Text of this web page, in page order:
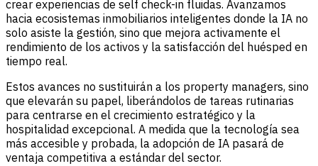
crear experiencias de self check-in fluidas. Avanzamos
hacia ecosistemas inmobiliarios inteligentes donde la IA no
solo asiste la gestión, sino que mejora activamente el
rendimiento de los activos y la satisfacción del huésped en
tiempo real.
Estos avances no sustituirán a los property managers, sino
que elevarán su papel, liberándolos de tareas rutinarias
para centrarse en el crecimiento estratégico y la
hospitalidad excepcional. A medida que la tecnología sea
más accesible y probada, la adopción de IA pasará de
ventaja competitiva a estándar del sector.